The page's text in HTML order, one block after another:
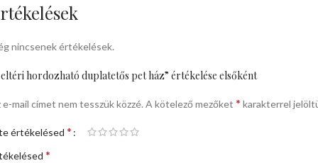
nincsenek értékelések.
hordozható duplatetős pet ház” értékelése elsőként
e-mail címet nem tesszük közzé. A kötelező mezőket * karakterrel
értékelésed *
*